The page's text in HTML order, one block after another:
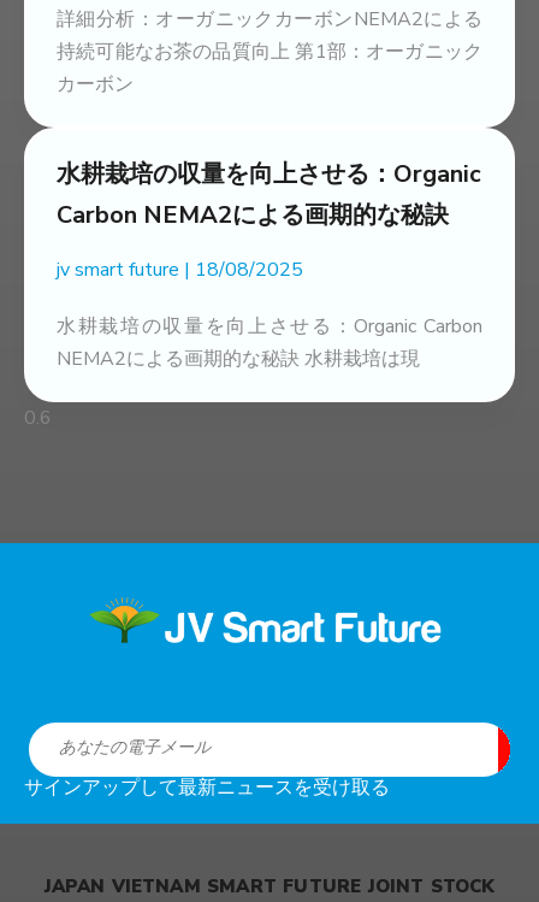
詳細分析：オーガニックカーボンNEMA2による
持続可能なお茶の品質向上 第1部：オーガニック
カーボン
水耕栽培の収量を向上させる：Organic
Carbon NEMA2による画期的な秘訣
jv smart future 18/08/2025
水耕栽培の収量を向上させる：Organic Carbon
NEMA2による画期的な秘訣 水耕栽培は現
サインアップして最新ニュースを受け取る
JAPAN VIETNAM SMART FUTURE JOINT STOCK